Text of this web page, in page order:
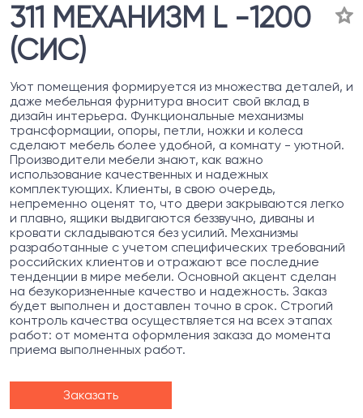
311 МЕХАНИЗМ L -1200
(СИС)
Уют помещения формируется из множества деталей, и
даже мебельная фурнитура вносит свой вклад в
дизайн интерьера. Функциональные механизмы
трансформации, опоры, петли, ножки и колеса
сделают мебель более удобной, а комнату - уютной.
Производители мебели знают, как важно
использование качественных и надежных
комплектующих. Клиенты, в свою очередь,
непременно оценят то, что двери закрываются легко
и плавно, ящики выдвигаются беззвучно, диваны и
кровати складываются без усилий. Механизмы
разработанные с учетом специфических требований
российских клиентов и отражают все последние
тенденции в мире мебели. Основной акцент сделан
на безукоризненные качество и надежность. Заказ
будет выполнен и доставлен точно в срок. Строгий
контроль качества осуществляется на всех этапах
работ: от момента оформления заказа до момента
приема выполненных работ.
Заказать